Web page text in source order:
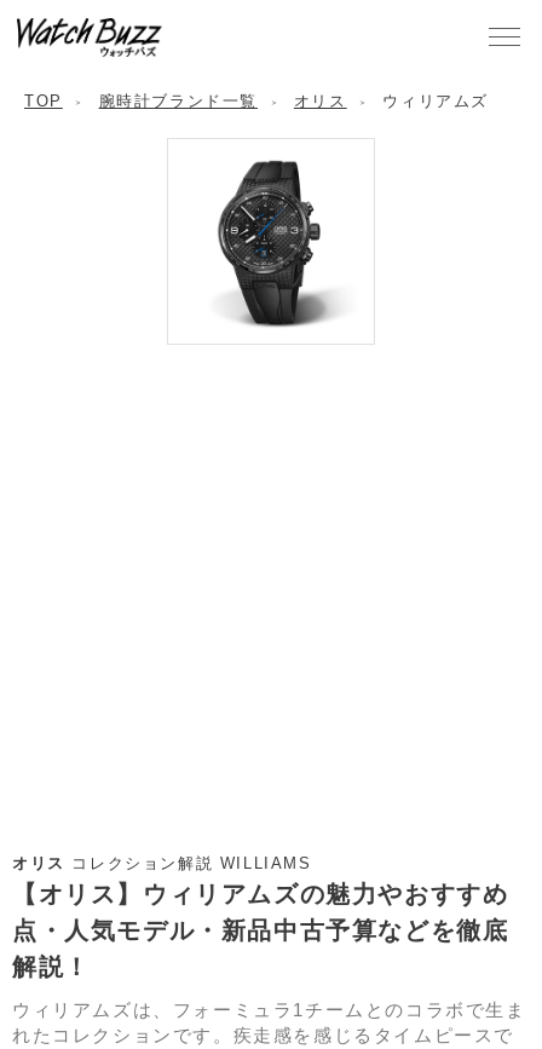
TOP 腕時計ブランド一覧 オリス ウィリアムズ
オリス コレクション解説 WILLIAMS
【オリス】ウィリアムズの魅力やおすすめ
点・人気モデル・新品中古予算などを徹底
解説！
ウィリアムズは、フォーミュラ1チームとのコラボで生ま
れたコレクションです。疾走感を感じるタイムピースで